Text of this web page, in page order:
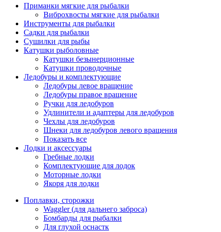
Приманки мягкие для рыбалки
Виброхвосты мягкие для рыбалки
Инструменты для рыбалки
Садки для рыбалки
Сушилки для рыбы
Катушки рыболовные
Катушки безынерционные
Катушки проводочные
Ледобуры и комплектующие
Ледобуры левое вращение
Ледобуры правое вращение
Ручки для ледобуров
Удлинители и адаптеры для ледобуров
Чехлы для ледобуров
Шнеки для ледобуров левого вращения
Показать все
Лодки и аксессуары
Гребные лодки
Комплектующие для лодок
Моторные лодки
Якоря для лодки
Поплавки, сторожки
Waggler (для дальнего заброса)
Бомбарды для рыбалки
Для глухой оснастк